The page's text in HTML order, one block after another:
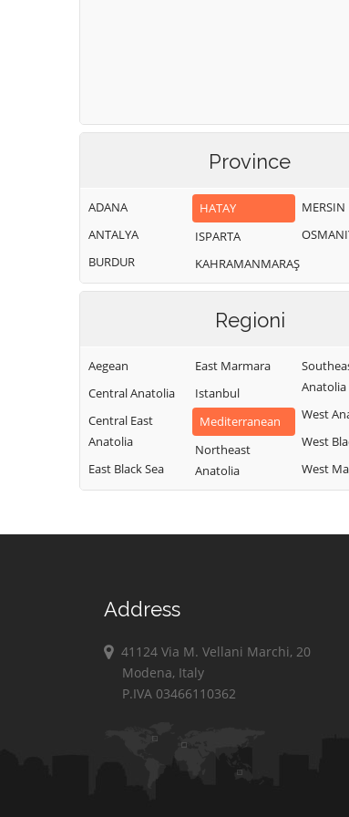
Province
ADANA
ANTALYA
BURDUR
HATAY
ISPARTA
KAHRAMANMARAŞ
MERSIN
Regioni
Aegean
Central Anatolia
Central East
Anatolia
East Black Sea
East Marmara
Istanbul
Mediterranean
Northeast
Anatolia
Anatolia
West
West
West
Address
41124 Via M. Vellani Marchi, 20
Modena, Italy
P.IVA 03466110362